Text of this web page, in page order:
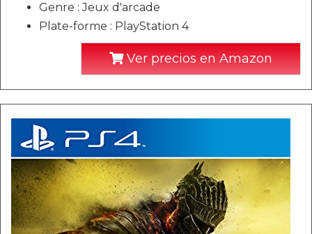
Genre : Jeux d'arcade
Plate-forme : PlayStation 4
Ver precios en Amazon